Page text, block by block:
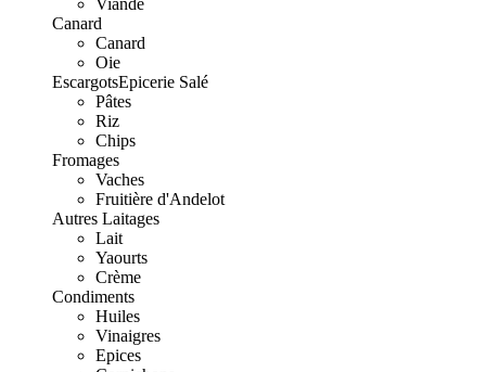
Viande
Canard
Canard
Oie
EscargotsEpicerie Salé
Pâtes
Riz
Chips
Fromages
Vaches
Fruitière d'Andelot
Autres Laitages
Lait
Yaourts
Crème
Condiments
Huiles
Vinaigres
Epices